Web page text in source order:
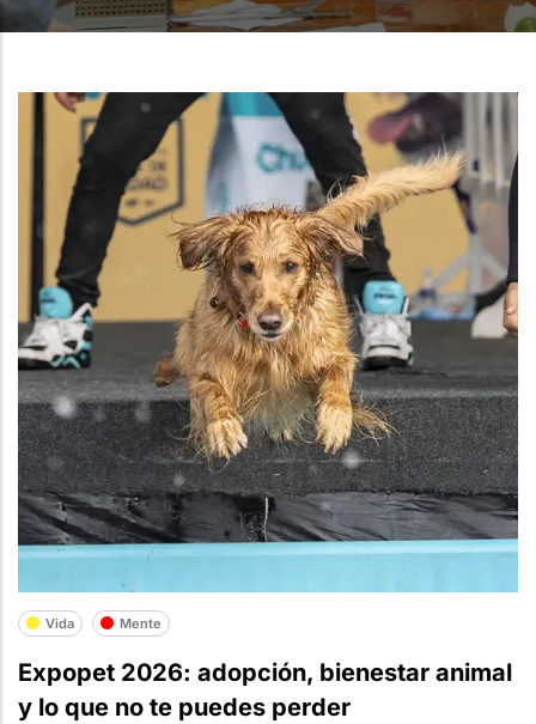
Vida Mente
Expopet 2026: adopción, bienestar animal
y lo que no te puedes perder